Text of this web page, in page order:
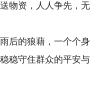
物资，人人争先，无
的狼藉，一个个身
稳守住群众的平安与